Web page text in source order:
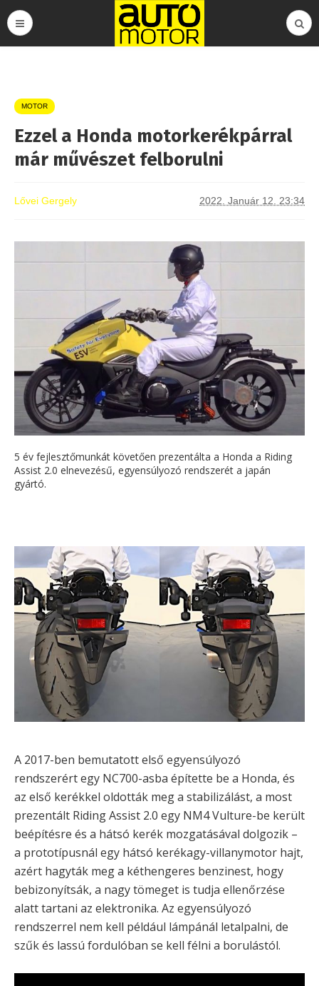
MOTOR
Ezzel a Honda motorkerékpárral
már művészet felborulni
Lővei Gergely 2022. Január 12. 23:34
5 év fejlesztőmunkát követően prezentálta a Honda a Riding
Assist 2.0 elnevezésű, egyensúlyozó rendszerét a japán
gyártó.
A 2017-ben bemutatott első egyensúlyozó
rendszerért egy NC700-asba építette be a Honda, és
az első kerékkel oldották meg a stabilizálást, a most
prezentált Riding Assist 2.0 egy NM4 Vulture-be került
beépítésre és a hátsó kerék mozgatásával dolgozik –
a prototípusnál egy hátsó kerékagy-villanymotor hajt,
azért hagyták meg a kéthengeres benzinest, hogy
bebizonyítsák, a nagy tömeget is tudja ellenőrzése
alatt tartani az elektronika. Az egyensúlyozó
rendszerrel nem kell például lámpánál letalpalni, de
szűk és lassú fordulóban se kell félni a borulástól.